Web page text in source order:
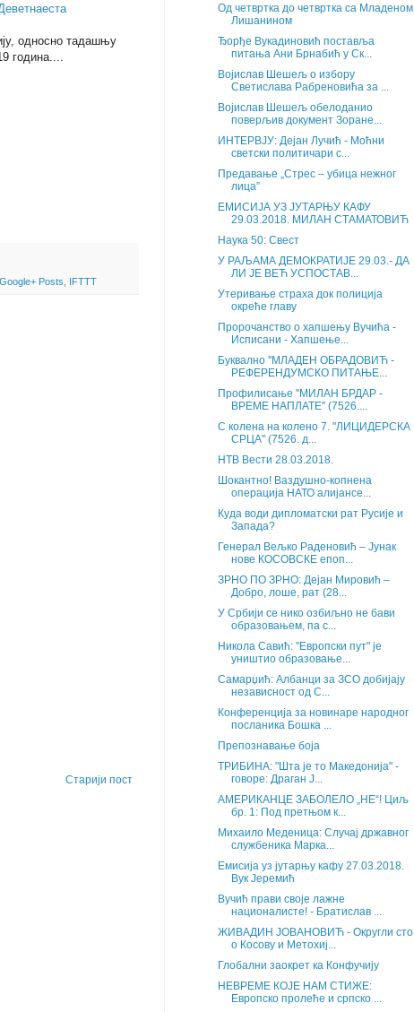
односно тадашњу
година....
Posts IFTTT
Старији пост
Од четвртка до четвртка са Младеном
Лишанином
Ђорђе Вукадиновић поставља
питања Ани Брнабић у Ск...
Војислав Шешељ о избору
Светислава Рабреновића за ...
Војислав Шешељ обелоданио
поверљив документ Зоране...
ИНТЕРВЈУ: Дејан Лучић - Моћни
светски политичари с...
Предавање „Стрес – убица нежног
лица”
ЕМИСИЈА УЗ ЈУТАРЊУ КАФУ
29.03.2018. МИЛАН СТАМАТОВИЋ
Наука 50: Свест
У РАЉАМА ДЕМОКРАТИЈЕ 29.03.- ДА
ЛИ ЈЕ ВЕЋ УСПОСТАВ...
Утеривање страха док полиција
окреће главу
Пророчанство о хапшењу Вучића -
Исписани - Хапшење...
Буквално ''МЛАДЕН ОБРАДОВИЋ -
РЕФЕРЕНДУМСКО ПИТАЊЕ...
Профилисање ''МИЛАН БРДАР -
ВРЕМЕ НАПЛАТЕ'' (7526....
С колена на колено 7. ''ЛИЦИДЕРСКА
СРЦА'' (7526. д...
НТВ Вести 28.03.2018.
Шокантно! Ваздушно-копнена
операција НАТО алијансе...
Куда води дипломатски рат Русије и
Запада?
Генерал Вељко Раденовић – Јунак
нове КОСОВСКЕ епоп...
ЗРНО ПО ЗРНО: Дејан Мировић –
Добро, лоше, рат (28...
У Србији се нико озбиљно не бави
образовањем, па с...
Никола Савић: "Европски пут" је
уништио образовање...
Самарџић: Албанци за ЗСО добијају
независност од С...
Конференција за новинаре народног
посланика Бошка ...
Препознавање боја
ТРИБИНА: "Шта је то Македонија" -
говоре: Драган Ј...
АМЕРИКАНЦЕ ЗАБОЛЕЛО „НЕ“! Циљ
бр. 1: Под претњом к...
Михаило Меденица: Случај државног
службеника Марка...
Емисија уз јутарњу кафу 27.03.2018.
Вук Јеремић
Вучић прави своје лажне
националисте! - Братислав ...
ЖИВАДИН ЈОВАНОВИЋ - Округли сто
о Косову и Метохиј...
Глобални заокрет ка Конфучију
НЕВРЕМЕ КОЈЕ НАМ СТИЖЕ:
Европско пролеће и српско ...